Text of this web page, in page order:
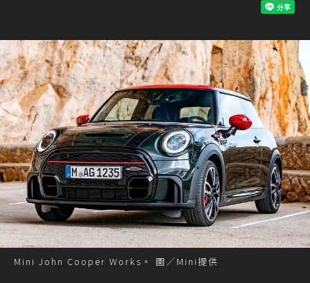
Mini John Cooper Works。 圖／Mini提供